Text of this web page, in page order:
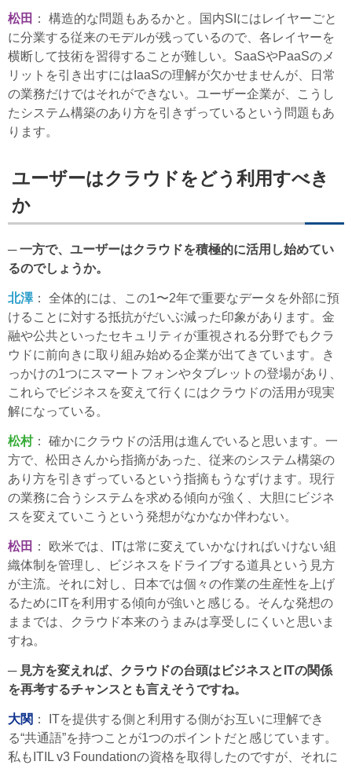
松田 ： 構造的な問題もあるかと。国内SIにはレイヤーごと
に分業する従来のモデルが残っているので、各レイヤーを
横断して技術を習得することが難しい。SaaSやPaaSのメ
リットを引き出すにはIaaSの理解が欠かせませんが、日常
の業務だけではそれができない。ユーザー企業が、こうし
たシステム構築のあり方を引きずっているという問題もあ
ります。
ユーザーはクラウドをどう利用すべき
か
─ 一方で、ユーザーはクラウドを積極的に活用し始めてい
るのでしょうか。
北澤： 全体的には、この1〜2年で重要なデータを外部に預
けることに対する抵抗がだいぶ減った印象があります。金
融や公共といったセキュリティが重視される分野でもクラ
ウドに前向きに取り組み始める企業が出てきています。き
っかけの1つにスマートフォンやタブレットの登場があり、
これらでビジネスを変えて行くにはクラウドの活用が現実
解になっている。
松村： 確かにクラウドの活用は進んでいると思います。一
方で、松田さんから指摘があった、従来のシステム構築の
あり方を引きずっているという指摘もうなずけます。現行
の業務に合うシステムを求める傾向が強く、大胆にビジネ
スを変えていこうという発想がなかなか伴わない。
松田 ： 欧米では、ITは常に変えていかなければいけない組
織体制を管理し、ビジネスをドライブする道具という見方
が主流。それに対し、日本では個々の作業の生産性を上げ
るためにITを利用する傾向が強いと感じる。そんな発想の
ままでは、クラウド本来のうまみは享受しにくいと思いま
すね。
─ 見方を変えれば、クラウドの台頭はビジネスとITの関係
を再考するチャンスとも言えそうですね。
大関 ： ITを提供する側と利用する側がお互いに理解でき
る“共通語”を持つことが1つのポイントだと感じています。
私もITIL v3 Foundationの資格を取得したのですが、それに